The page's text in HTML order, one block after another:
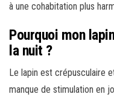
à une cohabitation plus
Pourquoi mon
la nuit ?
Le lapin est crépusculaire
manque de stimulation en